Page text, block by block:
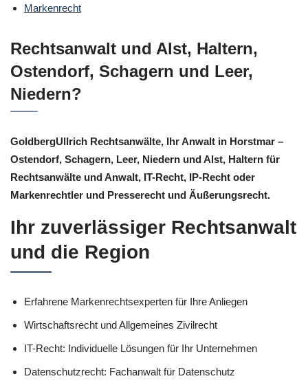
Markenrecht
Rechtsanwalt und Alst, Haltern,
Ostendorf, Schagern und Leer,
Niedern?
GoldbergUllrich Rechtsanwälte, Ihr Anwalt in Horstmar –
Ostendorf, Schagern, Leer, Niedern und Alst, Haltern für
Rechtsanwälte und Anwalt, IT-Recht, IP-Recht oder
Markenrechtler und Presserecht und Äußerungsrecht.
Ihr zuverlässiger Rechtsanwalt
und die Region
Erfahrene Markenrechtsexperten für Ihre Anliegen
Wirtschaftsrecht und Allgemeines Zivilrecht
IT-Recht: Individuelle Lösungen für Ihr Unternehmen
Datenschutzrecht: Fachanwalt für Datenschutz